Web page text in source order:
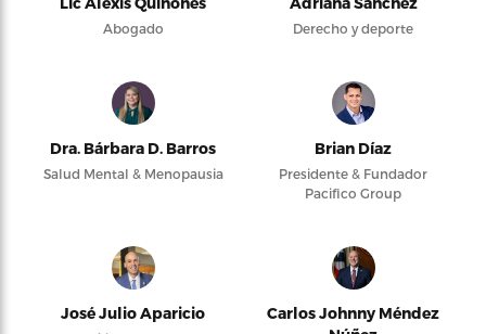
Abogado Derecho y deporte
Dra. Bárbara D. Barros
Salud Mental & Menopausia
Brian Díaz
Presidente & Fundador
Pacifico Group
José Julio Aparicio
Carlos Johnny Méndez